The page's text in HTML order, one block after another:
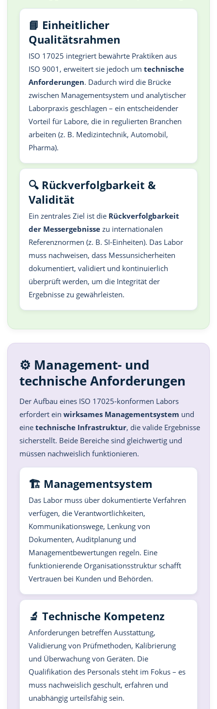
📘 Einheitlicher
Qualitätsrahmen
ISO 17025 integriert bewährte Praktiken aus
ISO 9001, erweitert sie jedoch um technische
Anforderungen. Dadurch wird die Brücke
zwischen Managementsystem und analytischer
Laborpraxis geschlagen – ein entscheidender
Vorteil für Labore, die in regulierten Branchen
arbeiten (z. B. Medizintechnik, Automobil,
Pharma).
🔍 Rückverfolgbarkeit &
Validität
Ein zentrales Ziel ist die Rückverfolgbarkeit
der Messergebnisse zu internationalen
Referenznormen (z. B. SI-Einheiten). Das Labor
muss nachweisen, dass Messunsicherheiten
dokumentiert, validiert und kontinuierlich
überprüft werden, um die Integrität der
Ergebnisse zu gewährleisten.
⚙️ Management- und
technische Anforderungen
Der Aufbau eines ISO 17025-konformen Labors
erfordert ein wirksames Managementsystem und
eine technische Infrastruktur, die valide Ergebnisse
sicherstellt. Beide Bereiche sind gleichwertig und
müssen nachweislich funktionieren.
🏗️ Managementsystem
Das Labor muss über dokumentierte Verfahren
verfügen, die Verantwortlichkeiten,
Kommunikationswege, Lenkung von
Dokumenten, Auditplanung und
Managementbewertungen regeln. Eine
funktionierende Organisationsstruktur schafft
Vertrauen bei Kunden und Behörden.
🔬 Technische Kompetenz
Anforderungen betreffen Ausstattung,
Validierung von Prüfmethoden, Kalibrierung
und Überwachung von Geräten. Die
Qualifikation des Personals steht im Fokus – es
muss nachweislich geschult, erfahren und
unabhängig urteilsfähig sein.